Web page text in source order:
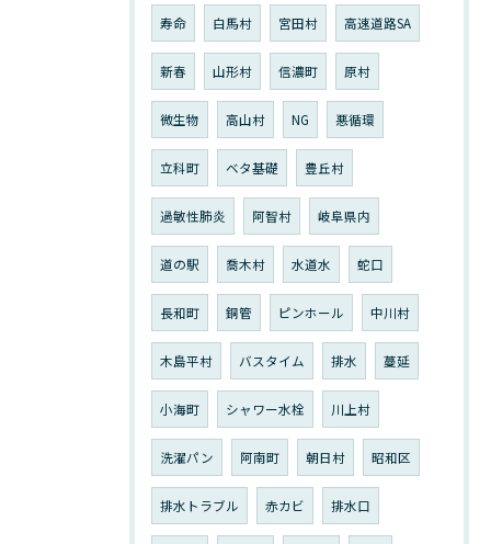
寿命 白馬村 宮田村 高速道路SA
新春 山形村 信濃町 原村
微生物 高山村 NG 悪循環
立科町 ベタ基礎 豊丘村
過敏性肺炎 阿智村 岐阜県内
道の駅 喬木村 水道水 蛇口
長和町 銅管 ピンホール 中川村
木島平村 バスタイム 排水 蔓延
小海町 シャワー水栓 川上村
洗濯パン 阿南町 朝日村 昭和区
排水トラブル 赤カビ 排水口